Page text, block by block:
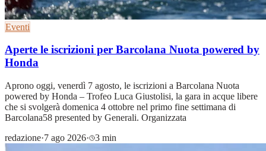
Eventi
Aperte le iscrizioni per Barcolana Nuota powered by
Honda
Aprono oggi, venerdì 7 agosto, le iscrizioni a Barcolana Nuota
powered by Honda – Trofeo Luca Giustolisi, la gara in acque libere
che si svolgerà domenica 4 ottobre nel primo fine settimana di
Barcolana58 presented by Generali. Organizzata
redazione·7 ago 2026· 3 min